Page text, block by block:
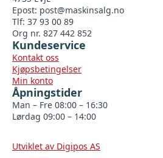
Epost: post@maskinsalg.no
Tlf: 37 93 00 89
Org nr. 827 442 852
Kundeservice
Kontakt oss
Kjøpsbetingelser
Min konto
Åpningstider
Man – Fre 08:00 – 16:30
Lørdag 09:00 – 14:00
Utviklet av Digipos AS